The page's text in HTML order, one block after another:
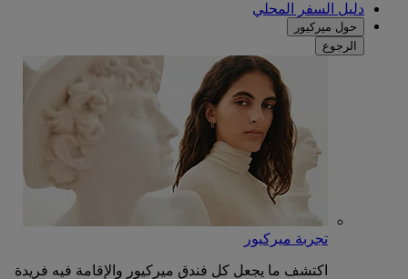
دليل السفر المحلي
حول ميركيور
الرجوع
تجربة ميركيور
اكتشف ما يجعل كل فندق ميركيور والإقامة فيه فريدة